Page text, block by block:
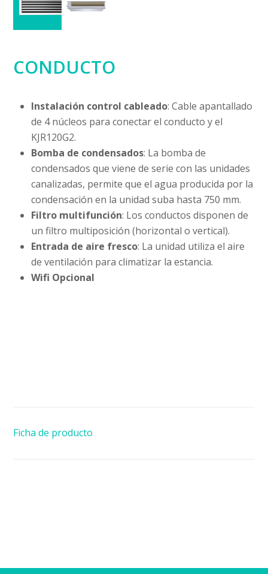
CONDUCTO
Instalación control cableado: Cable apantallado
de 4 núcleos para conectar el conducto y el
KJR120G2.
Bomba de condensados: La bomba de
condensados que viene de serie con las unidades
canalizadas, permite que el agua producida por la
condensación en la unidad suba hasta 750 mm.
Filtro multifunción: Los conductos disponen de
un filtro multiposición (horizontal o vertical).
Entrada de aire fresco: La unidad utiliza el aire
de ventilación para climatizar la estancia.
Wifi Opcional
Ficha de producto